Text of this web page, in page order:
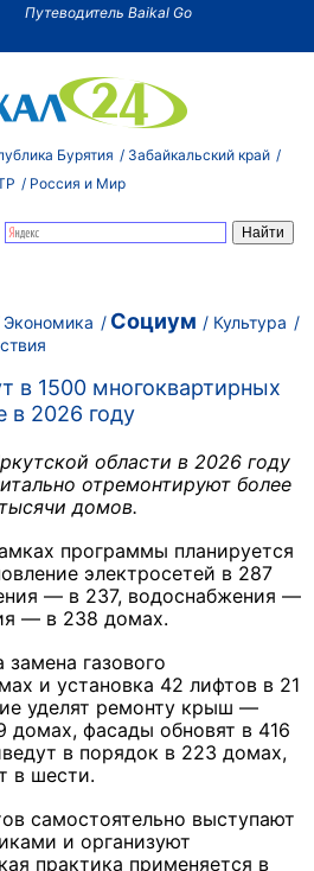
Путеводитель Baikal Go
Бурятия
Забайкальский край
Россия и Мир
Экономика Социум
Культура
в 1500 многоквартирных
в 2026 году
области в 2026 году
отремонтируют более
домов.
программы планируется
электросетей в 287
— в 237, водоснабжения —
— в 238 домах.
газового
и установка 42 лифтов в 21
уделят ремонту крыш —
домах, фасады обновят в 416
в порядок в 223 домах,
в шести.
самостоятельно выступают
и организуют
практика применяется в